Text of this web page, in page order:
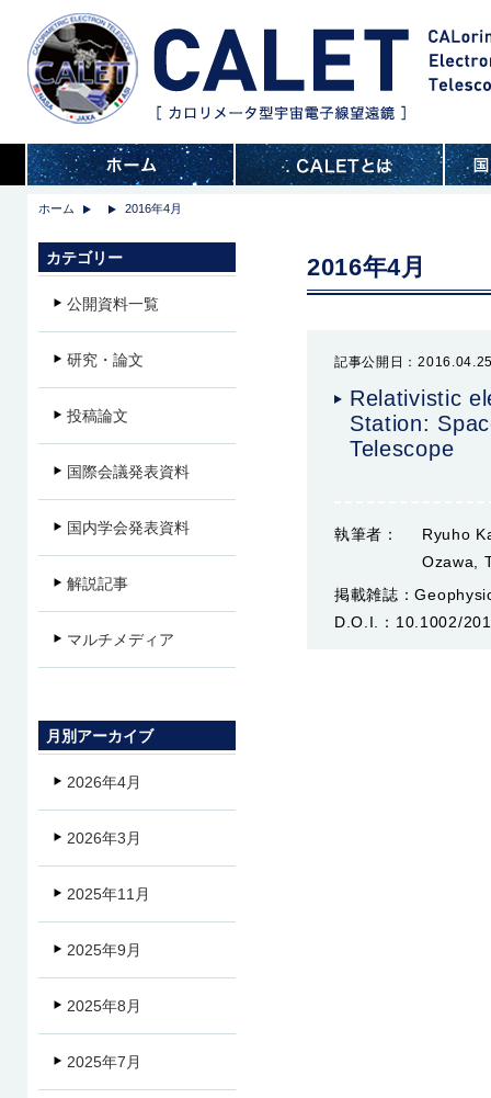
ホーム 2016年4月
2016年4月
記事公開日：
Relativistic
Station:
Telescope
執筆者：
Ryuho
Ozawa,
掲載雑誌：
D.O.I.： 10.1002/
カテゴリー
公開資料一覧
研究・論文
投稿論文
国際会議発表資料
国内学会発表資料
解説記事
マルチメディア
月別アーカイブ
2026年4月
2026年3月
2025年11月
2025年9月
2025年8月
2025年7月